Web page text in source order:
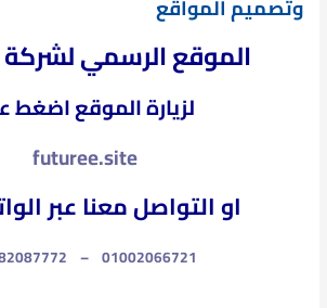
وتصميم المواقع
الموقع الرسمي
لزيارة الموقع اضغط
futuree.site
او التواصل معنا عبر
01002066721
–